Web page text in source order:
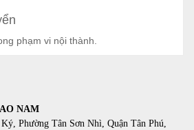
phạm vi nội thành.
NAM
Phường Tân Sơn Nhì, Quận Tân Phú,